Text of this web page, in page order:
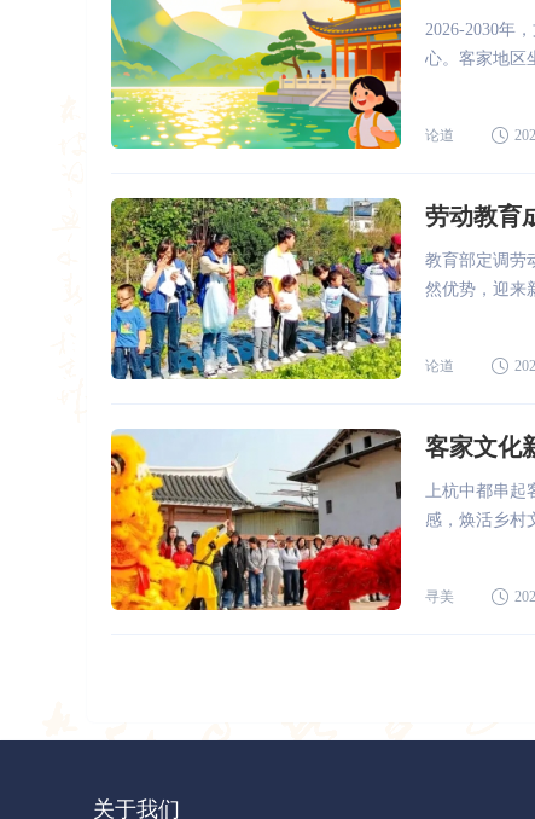
2026-2030年
心。客家地区
论道
劳动教育
教育部定调劳
然优势，迎来
论道
客家文化
上杭中都串起
感，焕活乡村
寻美
关于我们